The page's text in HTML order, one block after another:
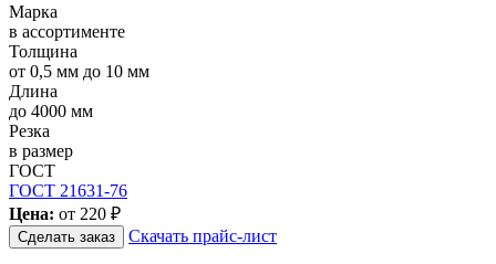
Марка
в ассортименте
Толщина
от 0,5 мм до 10 мм
Длина
до 4000 мм
Резка
в размер
ГОСТ
ГОСТ 21631-76
Цена: от 220 ₽
Сделать заказ Скачать прайс-лист